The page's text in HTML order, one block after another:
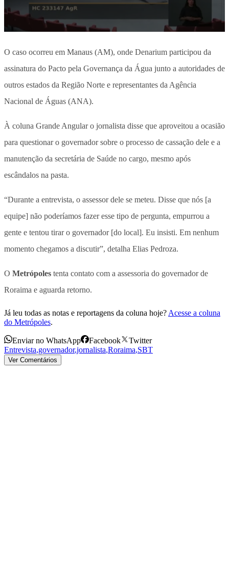
O caso ocorreu em Manaus (AM), onde Denarium participou da
assinatura do Pacto pela Governança da Água junto a autoridades de
outros estados da Região Norte e representantes da Agência
Nacional de Águas (ANA).
À coluna Grande Angular o jornalista disse que aproveitou a ocasião
para questionar o governador sobre o processo de cassação dele e a
manutenção da secretária de Saúde no cargo, mesmo após
escândalos na pasta.
“Durante a entrevista, o assessor dele se meteu. Disse que nós [a
equipe] não poderíamos fazer esse tipo de pergunta, empurrou a
gente e tentou tirar o governador [do local]. Eu insisti. Em nenhum
momento chegamos a discutir”, detalha Elias Pedroza.
O Metrópoles tenta contato com a assessoria do governador de
Roraima e aguarda retorno.
Já leu todas as notas e reportagens da coluna hoje? Acesse a coluna
do Metrópoles.
Enviar no WhatsApp Facebook
Twitter
Entrevista,governador,jornalista,Roraima,SBT
Ver Comentários